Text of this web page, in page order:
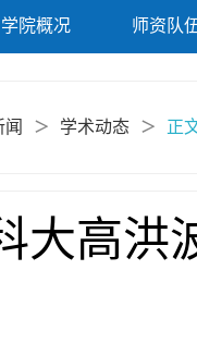
学院概况 师资队
闻 ＞ 学术动态 ＞ 正
大高洪